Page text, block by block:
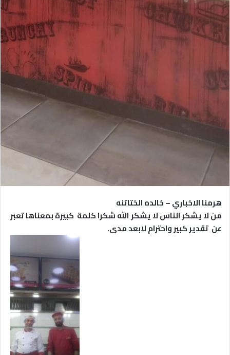
هرمنا الاخباري – خالده الختاتنه
من لا يشكر الناس لا يشكر الله شكرا كلمة كبيرة بمعناها تعبر
عن تقدير كبير واحترام لابعد مدى.